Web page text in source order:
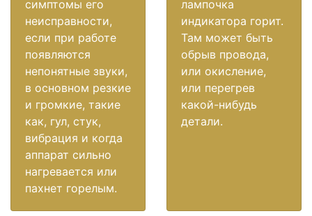
симптомы его
неисправности,
если при работе
появляются
непонятные звуки,
в основном резкие
и громкие, такие
как, гул, стук,
вибрация и когда
аппарат сильно
нагревается или
пахнет горелым.
лампочка
индикатора горит.
Там может быть
обрыв провода,
или окисление,
или перегрев
какой-нибудь
детали.